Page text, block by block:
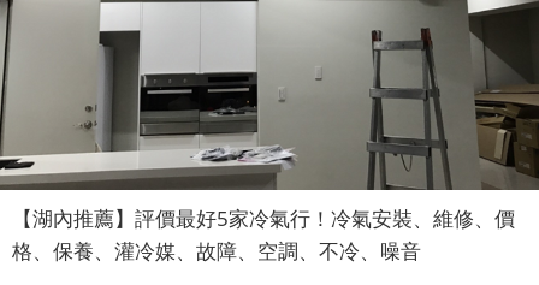
【湖內推薦】評價最好5家冷氣行！冷氣安裝、維修、價
格、保養、灌冷媒、故障、空調、不冷、噪音